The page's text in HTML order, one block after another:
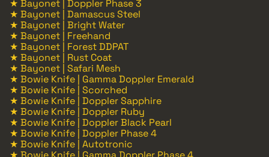
★ Bayonet | Doppler Phase 3
★ Bayonet | Damascus Steel
★ Bayonet | Bright Water
★ Bayonet | Freehand
★ Bayonet | Forest DDPAT
★ Bayonet | Rust Coat
★ Bayonet | Safari Mesh
★ Bowie Knife | Gamma Doppler Emerald
★ Bowie Knife | Scorched
★ Bowie Knife | Doppler Sapphire
★ Bowie Knife | Doppler Ruby
★ Bowie Knife | Doppler Black Pearl
★ Bowie Knife | Doppler Phase 4
★ Bowie Knife | Autotronic